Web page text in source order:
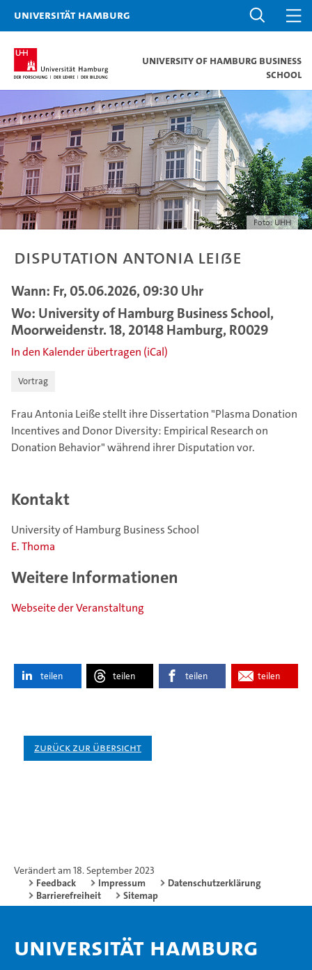
Universität Hamburg
University of Hamburg Business
School
Foto: UHH
Disputation Antonia Leiße
Wann: Fr, 05.06.2026, 09:30 Uhr
Wo: University of Hamburg Business School,
Moorweidenstr. 18, 20148 Hamburg, R0029
In den Kalender übertragen (iCal)
Vortrag
Frau Antonia Leiße stellt ihre Dissertation "Plasma Donation
Incentives and Donor Diversity: Empirical Research on
Donation Behavior" während ihrer Disputation vor.
Kontakt
University of Hamburg Business School
E. Thoma
Weitere Informationen
Webseite der Veranstaltung
teilen teilen teilen teilen
Zurück zur Übersicht
Verändert am 18. September 2023
Feedback
Impressum
Datenschutzerklärung
Barrierefreiheit
Sitemap
Universität Hamburg